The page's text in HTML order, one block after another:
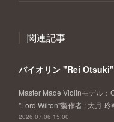
関連記事
バイオリン "Rei Otsuki"
Master Made Violinモデル：
"Lord Wilton"製作者 : 大月
2026.07.06 15:00